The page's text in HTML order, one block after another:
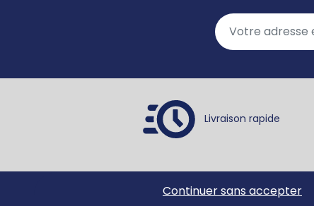
Livraison rapide
Continuer sans accepter